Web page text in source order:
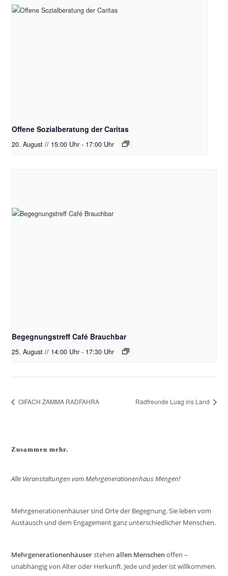
Offene Sozialberatung der Caritas
20. August // 15:00 Uhr - 17:00 Uhr
Begegnungstreff Café Brauchbar
25. August // 14:00 Uhr - 17:30 Uhr
OIFACH ZAMMA RADFAHRA Radfreunde Luag ins Land
Zusammen mehr.
Alle Veranstaltungen vom Mehrgenerationenhaus Mengen!
Mehrgenerationenhäuser sind Orte der Begegnung. Sie leben vom
Austausch und dem Engagement ganz unterschiedlicher Menschen.
Mehrgenerationenhäuserstehenallen Menschenoffen –
unabhängig von Alter oder Herkunft. Jede und jeder ist willkommen.